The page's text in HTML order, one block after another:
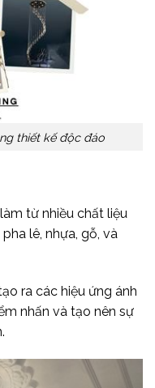
thiết kế độc đáo
từ nhiều chất liệu
lê, nhựa, gỗ, và
ra các hiệu ứng ánh
nhấn và tạo nên sự